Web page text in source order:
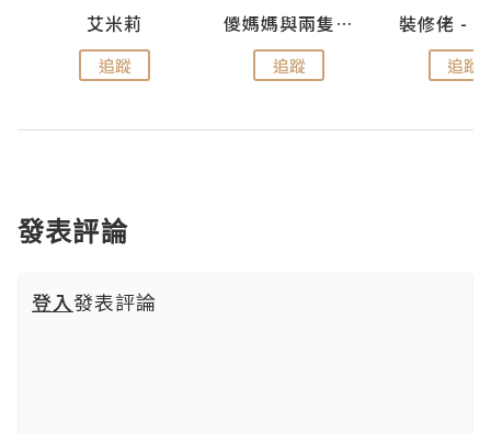
艾米莉
追蹤
儍媽媽與兩隻小魔怪之家
追蹤 追蹤
發表評論
登入發表評論